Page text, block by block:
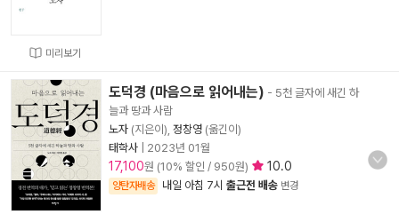
미리보기
도덕경 (마음으로 읽어내는) - 5천 글자에 새긴 하
늘과 땅과 사람
노자 (지은이), 정창영 (옮긴이)
태학사
2023년 01월
17,100원 (10% 할인 / 950원) 10.0
양탄자배송 내일 아침 7시 출근전 배송 변경